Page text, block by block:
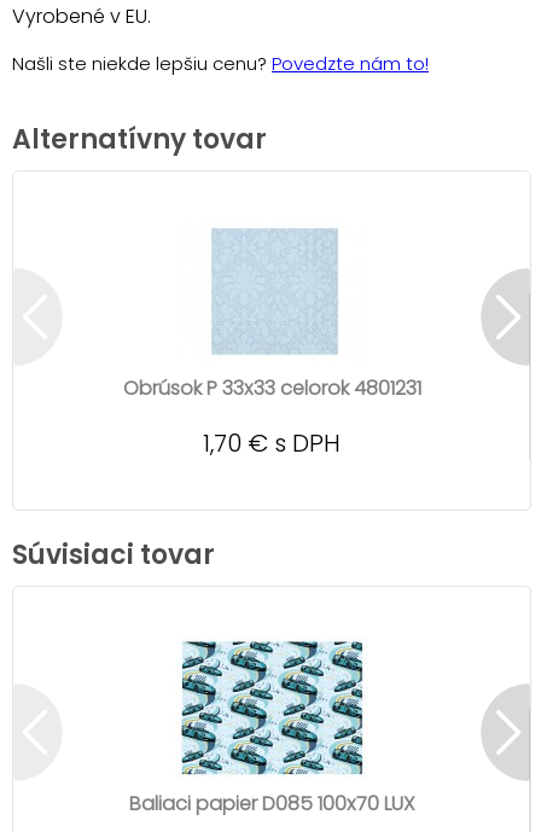
Vyrobené v EU.
Našli ste niekde lepšiu cenu? Povedzte nám to!
Alternatívny tovar
Obrúsok P 33x33 celorok 4801231
1,70 € s DPH
Súvisiaci tovar
Baliaci papier D085 100x70 LUX